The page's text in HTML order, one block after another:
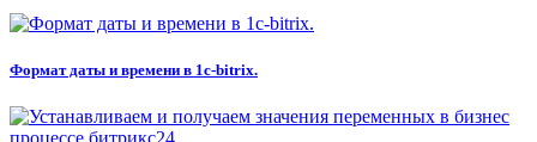
Формат даты и времени в 1c-bitrix.